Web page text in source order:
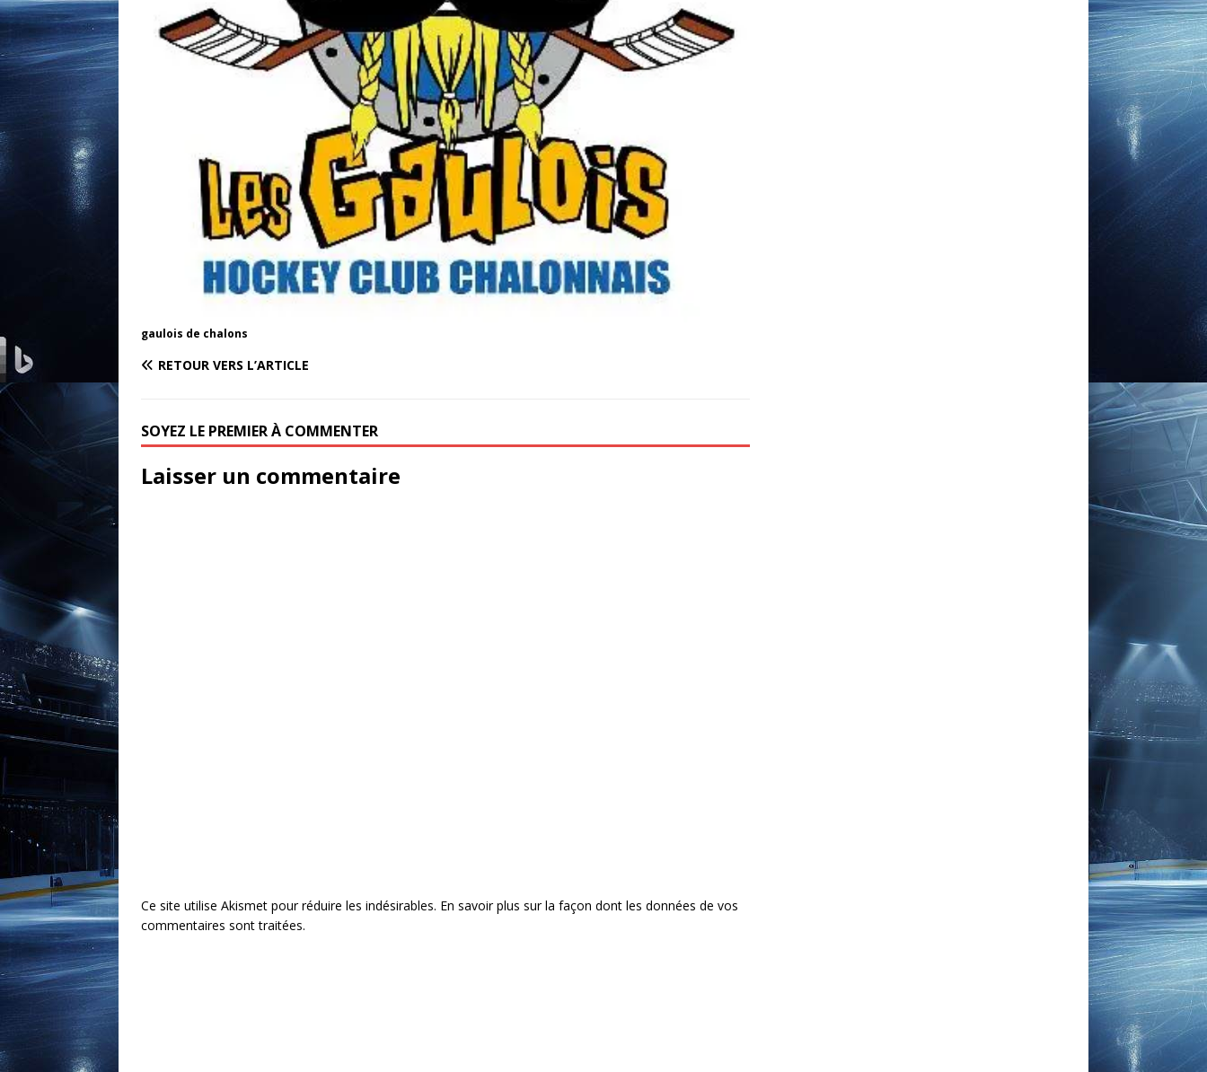
gaulois de chalons
RETOUR VERS L’ARTICLE
SOYEZ LE PREMIER À COMMENTER
Laisser un commentaire
Ce site utilise Akismet pour réduire les indésirables. En savoir plus sur la façon dont les données de vos
commentaires sont traitées.